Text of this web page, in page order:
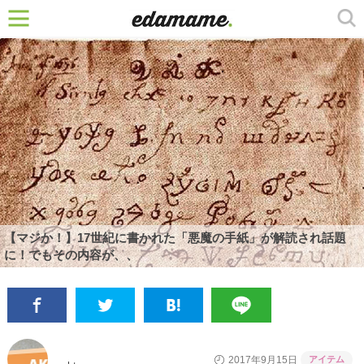
【マジか！】17世紀に書かれた「悪魔の手紙」が解読され話題
に！でもその内容が、、
2017年9月15日 アイテム